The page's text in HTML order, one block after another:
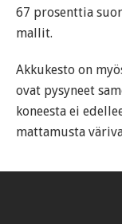
67 prosenttia
mallit.
Akkukesto on
ovat pysyneet
koneesta ei
mattamusta